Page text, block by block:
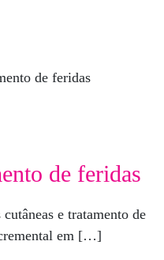
de feridas
e tratamento de
em […]